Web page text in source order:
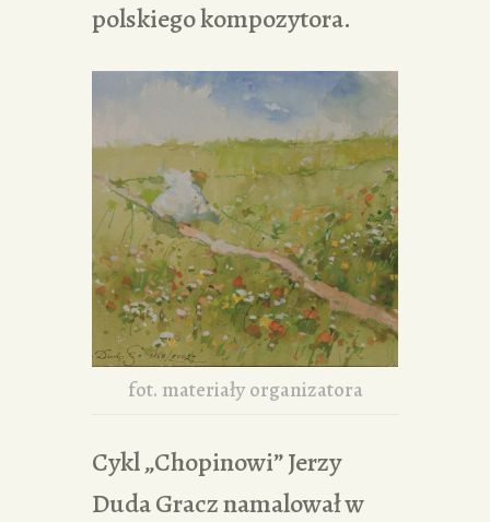
polskiego kompozytora.
fot. materiały organizatora
Cykl „Chopinowi” Jerzy
Duda Gracz namalował w